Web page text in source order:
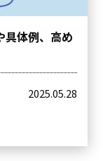
具体例、高め
2025.05.28